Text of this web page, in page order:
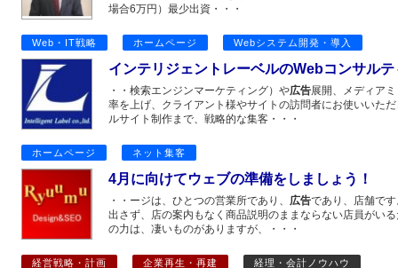
場合6万円）最少出資・・・
Web・IT戦略 ホームページ Webシステム開発・導入
インテリジェントレーベルのWebコンサルテ
・・検索エンジンマーケティング）や広告展開、メディア
率を上げ、クライアント様やサイトの訪問者にお使いいた
ルサイト制作まで、戦略的な集客・・・
ホームページ ネット集客
4月に向けてウェブの準備をしましょう！
・・ージは、ひとつの営業所であり、 広告であり、店舗で
出さず、店の案内もなく商品説明のままならない店員がい
の力は、凄いものがありますが、・・・
経営戦略・計画 企業再生・再建 経理・会計ノウハウ